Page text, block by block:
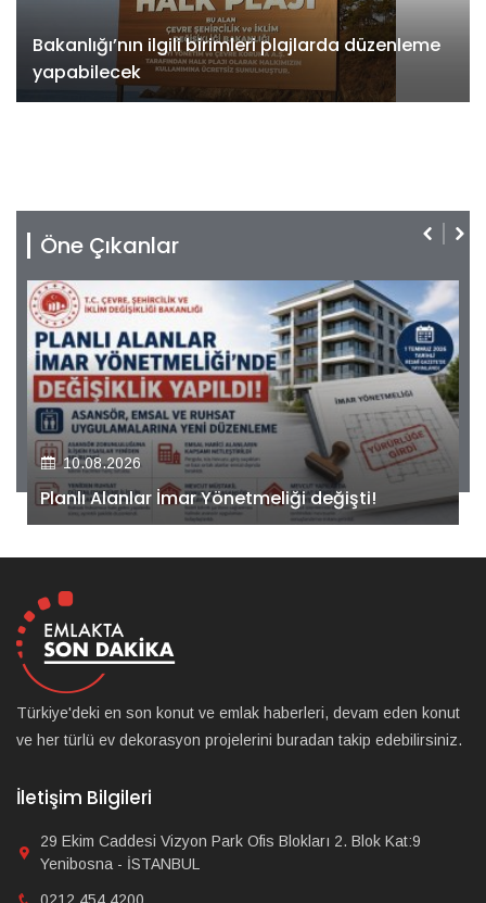
Bakanlığı’nın ilgili birimleri plajlarda düzenleme
yapabilecek
Öne Çıkanlar
10.08.2026
Kiler GYO’dan Pendik Dolayoba projesiyle ilgili
önemli adım!
Türkiye'deki en son konut ve emlak haberleri, devam eden konut
ve her türlü ev dekorasyon projelerini buradan takip edebilirsiniz.
İletişim Bilgileri
29 Ekim Caddesi Vizyon Park Ofis Blokları 2. Blok Kat:9
Yenibosna - İSTANBUL
0212 454 4200